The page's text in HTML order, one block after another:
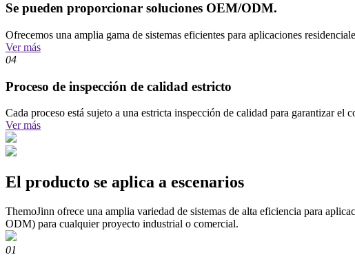
Se pueden proporcionar soluciones OEM/ODM.
Ofrecemos una amplia gama de sistemas eficientes para aplicaciones
Ver más
04
Proceso de inspección de calidad estricto
Cada proceso está sujeto a una estricta inspección de calidad para garantizar
Ver más
El producto se aplica a escenarios
ThemoJinn ofrece una amplia variedad de sistemas de alta eficiencia para
ODM) para cualquier proyecto industrial o comercial.
01